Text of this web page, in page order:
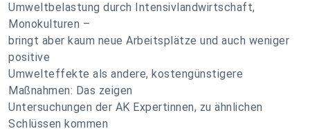
Umweltbelastung durch Intensivlandwirtschaft,
Monokulturen –
bringt aber kaum neue Arbeitsplätze und auch weniger
positive
Umwelteffekte als andere, kostengünstigere
Maßnahmen: Das zeigen
Untersuchungen der AK Expertinnen, zu ähnlichen
Schlüssen kommen